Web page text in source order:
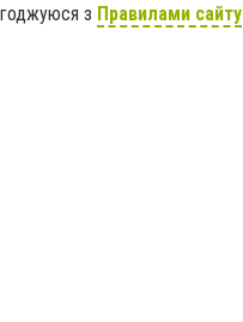
з Правилами сайту